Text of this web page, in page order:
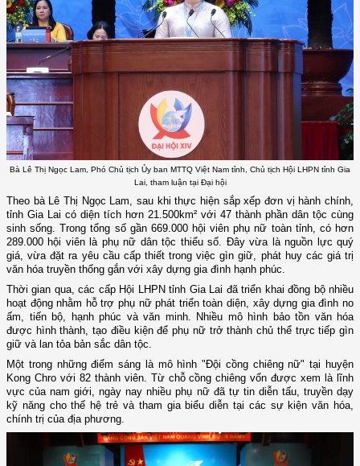
Bà Lê Thị Ngọc Lam, Phó Chủ tịch Ủy ban MTTQ Việt Nam tỉnh, Chủ tịch Hội LHPN tỉnh Gia
Lai, tham luận tại Đại hội
Theo bà Lê Thị Ngọc Lam, sau khi thực hiện sắp xếp đơn vị hành chính,
tỉnh Gia Lai có diện tích hơn 21.500km² với 47 thành phần dân tộc cùng
sinh sống. Trong tổng số gần 669.000 hội viên phụ nữ toàn tỉnh, có hơn
289.000 hội viên là phụ nữ dân tộc thiểu số. Đây vừa là nguồn lực quý
giá, vừa đặt ra yêu cầu cấp thiết trong việc gìn giữ, phát huy các giá trị
văn hóa truyền thống gắn với xây dựng gia đình hạnh phúc.
Thời gian qua, các cấp Hội LHPN tỉnh Gia Lai đã triển khai đồng bộ nhiều
hoạt động nhằm hỗ trợ phụ nữ phát triển toàn diện, xây dựng gia đình no
ấm, tiến bộ, hạnh phúc và văn minh. Nhiều mô hình bảo tồn văn hóa
được hình thành, tạo điều kiện để phụ nữ trở thành chủ thể trực tiếp gìn
giữ và lan tỏa bản sắc dân tộc.
Một trong những điểm sáng là mô hình "Đội cồng chiêng nữ" tại huyện
Kong Chro với 82 thành viên. Từ chỗ cồng chiêng vốn được xem là lĩnh
vực của nam giới, ngày nay nhiều phụ nữ đã tự tin diễn tấu, truyền dạy
kỹ năng cho thế hệ trẻ và tham gia biểu diễn tại các sự kiện văn hóa,
chính trị của địa phương.